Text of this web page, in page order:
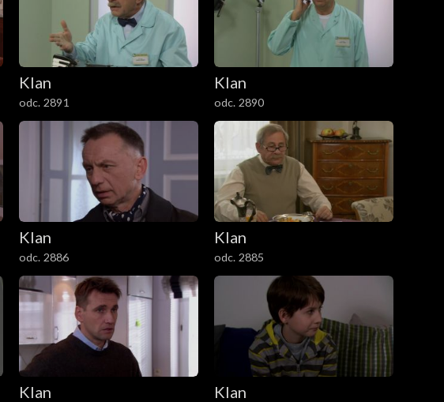
Klan
odc. 2891
Klan
odc. 2890
Klan
odc. 2886
Klan
odc. 2885
Klan Klan